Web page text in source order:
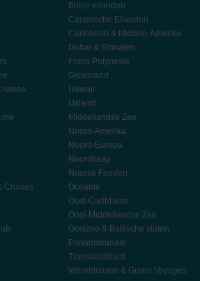
Cruises
Britse eilanden
Canarische Eilanden
Caribbean & Midden-Amerika
Dubai & Emiraten
Frans Polynesië
Groenland
Hawaii
IJsland
Middellandse Zee
Noord-Amerika
Noord-Europa
Noordkaap
Noorse Fjorden
Oceanie
Oost-Caribbean
Oost-Middellandse Zee
Oostzee & Baltische staten
Panamakanaal
Transatlantisch
Wereldcruise & Grand Voyages